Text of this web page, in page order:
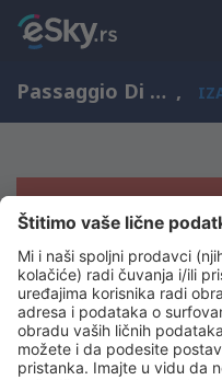
Passaggio Di Assisi, Umbria, Italija ,
Žao nam je, ne
rezultate
Pokušajte još jednom kad